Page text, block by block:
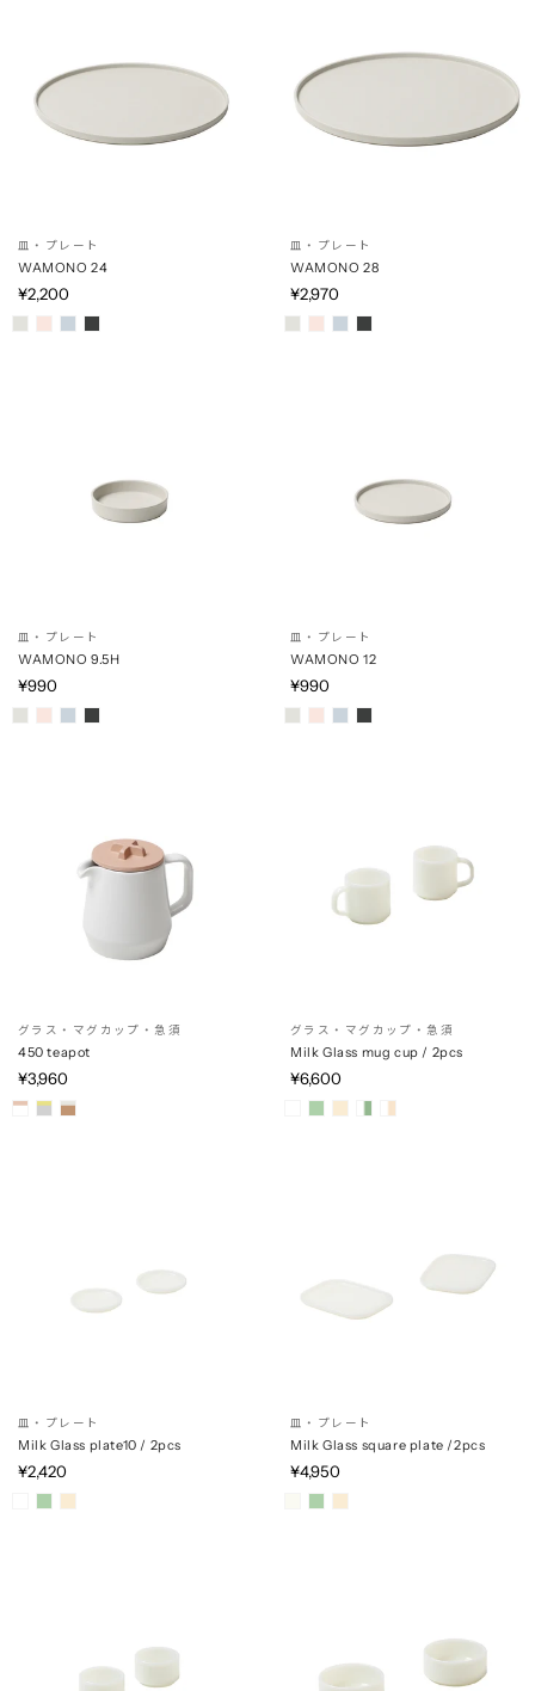
皿・プレート
WAMONO 24
¥2,200
皿・プレート
WAMONO 28
¥2,970
皿・プレート
WAMONO 9.5H
¥990
皿・プレート
WAMONO 12
¥990
グラス・マグカップ・急須
450 teapot
¥3,960
グラス・マグカップ・急須
Milk Glass mug cup / 2pcs
¥6,600
皿・プレート
Milk Glass plate10 / 2pcs
¥2,420
皿・プレート
Milk Glass square plate /2pcs
¥4,950